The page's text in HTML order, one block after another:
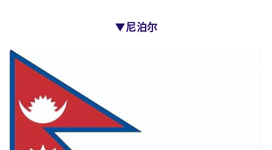
▼尼泊尔